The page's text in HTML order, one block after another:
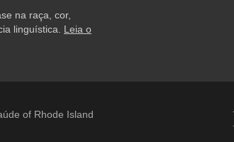
na raça, cor,
linguística. Leia o
of Rhode Island